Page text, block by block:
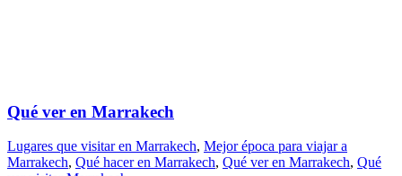
Qué ver en Marrakech
Lugares que visitar en Marrakech, Mejor época para viajar a
Marrakech, Qué hacer en Marrakech, Qué ver en Marrakech, Qué